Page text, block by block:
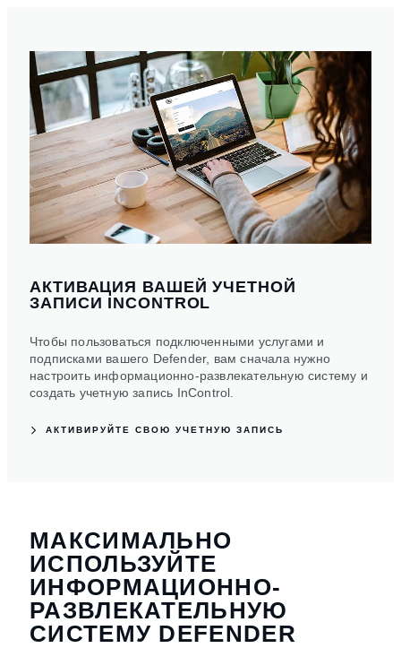
АКТИВАЦИЯ ВАШЕЙ УЧЕТНОЙ
ЗАПИСИ INCONTROL
Чтобы пользоваться подключенными услугами и
подписками вашего Defender, вам сначала нужно
настроить информационно-развлекательную систему и
создать учетную запись InControl.
АКТИВИРУЙТЕ СВОЮ УЧЕТНУЮ ЗАПИСЬ
МАКСИМАЛЬНО
ИСПОЛЬЗУЙТЕ
ИНФОРМАЦИОННО-
РАЗВЛЕКАТЕЛЬНУЮ
СИСТЕМУ DEFENDER